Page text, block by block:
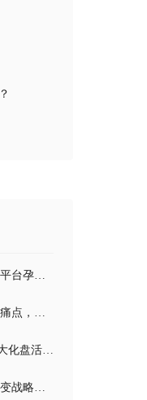
台孕育
点，助
化盘活流
战略站